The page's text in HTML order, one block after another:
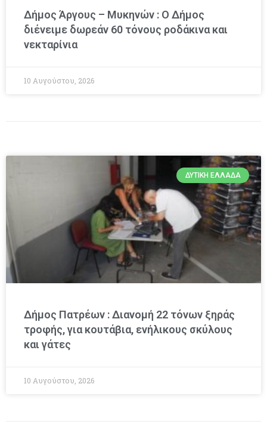
Δήμος Άργους – Μυκηνών : O Δήμος
διένειμε δωρεάν 60 τόνους ροδάκινα και
νεκταρίνια
10 Αυγούστου, 2026
ΔΥΤΙΚΉ ΕΛΛΆΔΑ
Δήμος Πατρέων : Διανομή 22 τόνων ξηράς
τροφής, για κουτάβια, ενήλικους σκύλους
και γάτες
10 Αυγούστου, 2026